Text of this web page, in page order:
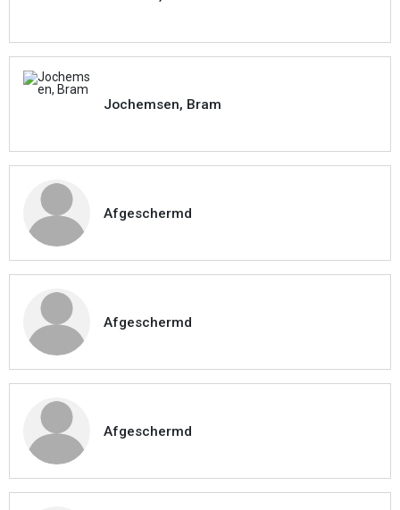
Jochemsen, Bram
Afgeschermd
Afgeschermd
Afgeschermd